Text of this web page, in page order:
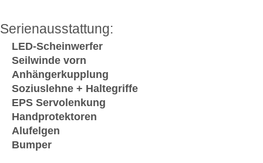
Serienausstattung:
LED-Scheinwerfer
Seilwinde vorn
Anhängerkupplung
Soziuslehne + Haltegriffe
EPS Servolenkung
Handprotektoren
Alufelgen
Bumper